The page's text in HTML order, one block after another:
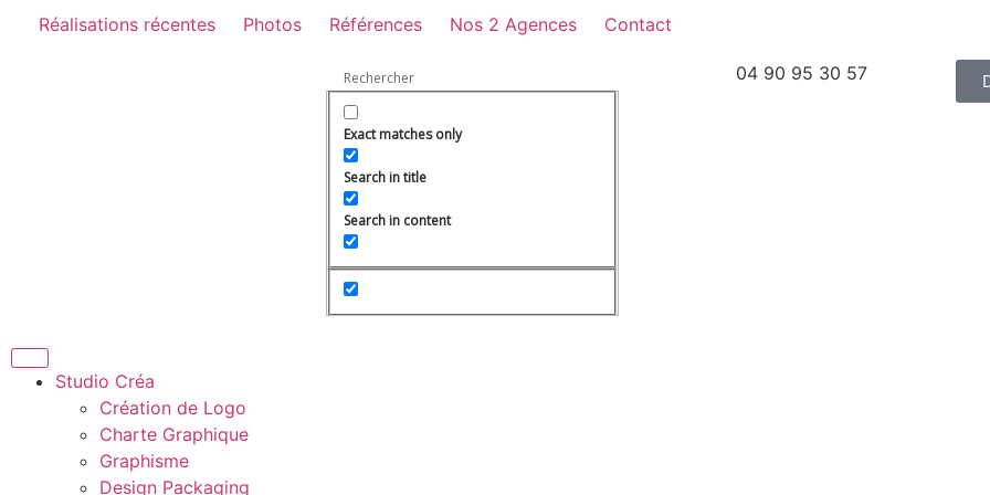
Réalisations récentes Photos Références Nos 2 Agences Contact
Exact matches only
Search in title
Search in content
04 90 95 30 57
Studio Créa
Création de Logo
Charte Graphique
Graphisme
Design Packaging